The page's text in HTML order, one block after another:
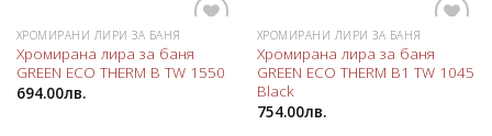
любими
ХРОМИРАНИ ЛИРИ ЗА БАНЯ
Хромирана лира за баня
GREEN ECO THERM B TW 1550
694.00лв.
любими
ХРОМИРАНИ ЛИРИ ЗА БАНЯ
Хромирана лира за баня
GREEN ECO THERM B1 TW 1045
Black
754.00лв.